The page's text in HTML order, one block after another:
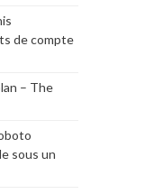
de compte
– The
sous un